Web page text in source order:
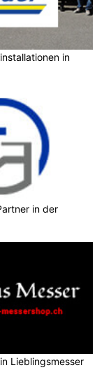
in
in der
Lieblingsmesser